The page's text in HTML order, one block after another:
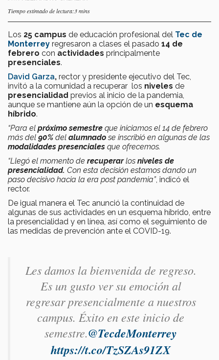
Tiempo estimado de lectura:3 mins
Los 25 campus de educación profesional del Tec de
Monterrey regresaron a clases el pasado 14 de
febrero con actividades principalmente
presenciales.
David Garza, rector y presidente ejecutivo del Tec,
invitó a la comunidad a recuperar los niveles de
presencialidad previos al inicio de la pandemia,
aunque se mantiene aún la opción de un esquema
híbrido.
“Para el próximo semestre que iniciamos el 14 de febrero
más del 90% del alumnadose inscribió en algunas de las
modalidades presenciales que ofrecemos.
“Llegó el momento de recuperarlos niveles de
presencialidad. Con esta decisión estamos dando un
paso decisivo hacia la era post pandemia”, indicó el
rector.
De igual manera el Tec anunció la continuidad de
algunas de sus actividades en un esquema híbrido, entre
la presencialidad y en línea, así como el seguimiento de
las medidas de prevención ante el COVID-19.
Les damos la bienvenida de regreso.
Es un gusto ver su emoción al
regresar presencialmente a nuestros
campus. Éxito en este inicio de
semestre.@TecdeMonterrey
https://t.co/TzSZAs91ZX